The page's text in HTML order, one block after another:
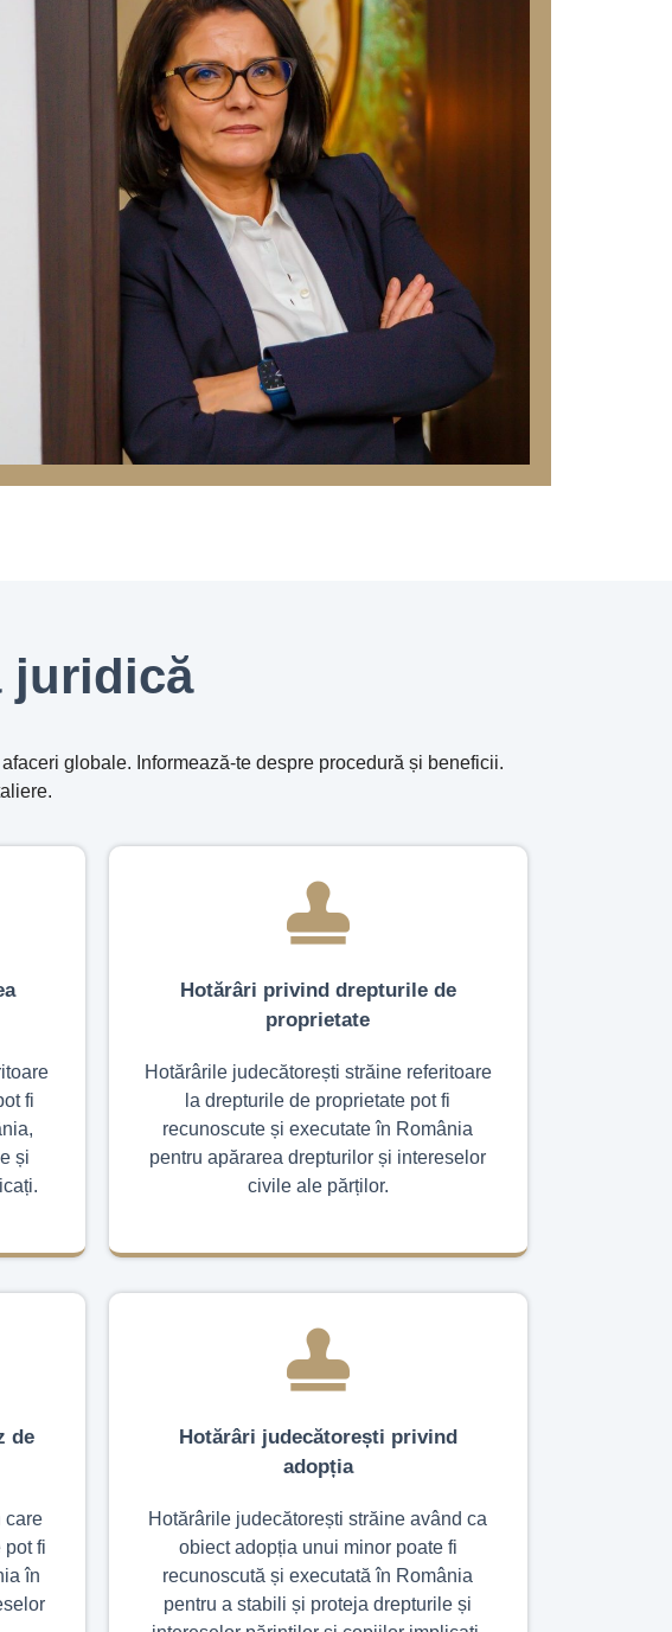
juridică
globale. Informează-te despre procedură și beneficii.
fi
și
Hotărâri privind drepturile de
proprietate
Hotărârile judecătorești străine referitoare
la drepturile de proprietate pot fi
recunoscute și executate în România
pentru apărarea drepturilor și intereselor
civile ale părților.
de
care
pot fi
în
Hotărâri judecătorești privind
adopția
Hotărârile judecătorești străine având ca
obiect adopția unui minor poate fi
recunoscută și executată în România
pentru a stabili și proteja drepturile și